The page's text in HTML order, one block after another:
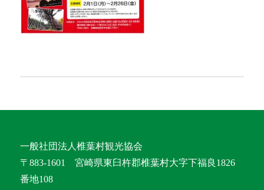
一般社団法人椎葉村観光協会
〒883-1601 宮崎県東臼杵郡椎葉村大字下福良1826
番地108